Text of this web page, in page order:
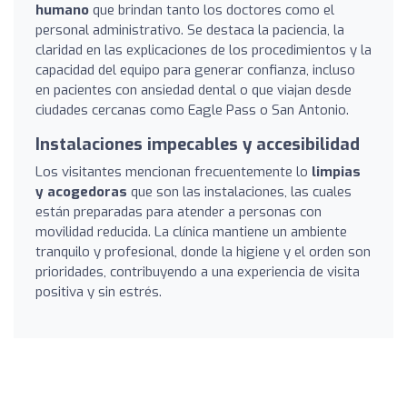
humano que brindan tanto los doctores como el
personal administrativo. Se destaca la paciencia, la
claridad en las explicaciones de los procedimientos y la
capacidad del equipo para generar confianza, incluso
en pacientes con ansiedad dental o que viajan desde
ciudades cercanas como Eagle Pass o San Antonio.
Instalaciones impecables y accesibilidad
Los visitantes mencionan frecuentemente lo limpias
y acogedoras que son las instalaciones, las cuales
están preparadas para atender a personas con
movilidad reducida. La clínica mantiene un ambiente
tranquilo y profesional, donde la higiene y el orden son
prioridades, contribuyendo a una experiencia de visita
positiva y sin estrés.